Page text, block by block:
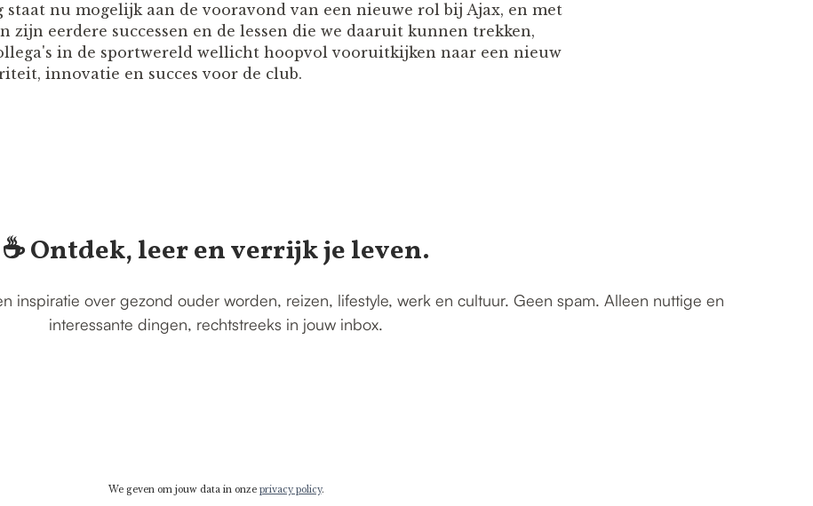
staat nu mogelijk aan de vooravond van een nieuwe rol bij Ajax, en met
zijn eerdere successen en de lessen die we daaruit kunnen trekken,
in de sportwereld wellicht hoopvol vooruitkijken naar een nieuw
innovatie en succes voor de club.
☕️ Ontdek, leer en verrijk je leven.
inspiratie over gezond ouder worden, reizen, lifestyle, werk en cultuur. Geen spam. Alleen nuttige en
interessante dingen, rechtstreeks in jouw inbox.
We geven om jouw data in onze privacy policy.